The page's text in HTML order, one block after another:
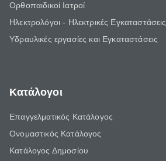
Ορθοπαιδικοί Ιατροί
Ηλεκτρολόγοι - Ηλεκτρικές Εγκαταστάσεις
Υδραυλικές εργασίες και Εγκαταστάσεις
Κατάλογοι
Επαγγελματικός Κατάλογος
Ονομαστικός Κατάλογος
Κατάλογος Δημοσίου